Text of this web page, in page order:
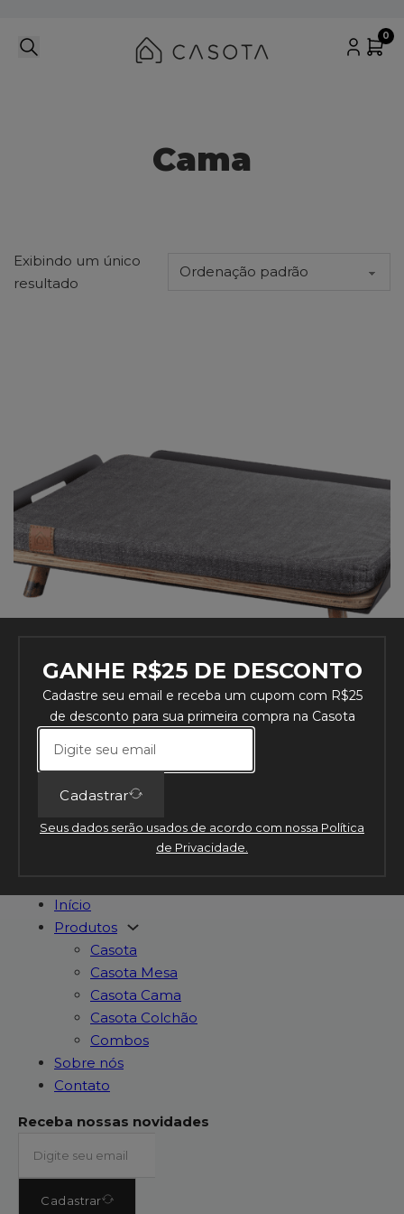
0
Cama
Exibindo um único
resultado
Casota Cama
387,00
Ver opções
Início
Produtos
Casota
Casota Mesa
Casota Cama
Casota Colchão
Combos
Sobre nós
Contato
Receba nossas novidades
Cadastrar
GANHE R$25 DE DESCONTO
Cadastre seu email e receba um cupom com R$25
de desconto para sua primeira compra na Casota
Cadastrar
Seus dados serão usados de acordo com nossa Política
de Privacidade.